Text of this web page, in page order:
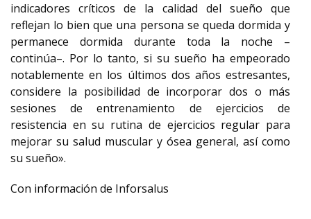
indicadores críticos de la calidad del sueño que
reflejan lo bien que una persona se queda dormida y
permanece dormida durante toda la noche –
continúa–. Por lo tanto, si su sueño ha empeorado
notablemente en los últimos dos años estresantes,
considere la posibilidad de incorporar dos o más
sesiones de entrenamiento de ejercicios de
resistencia en su rutina de ejercicios regular para
mejorar su salud muscular y ósea general, así como
su sueño».
Con información de Inforsalus